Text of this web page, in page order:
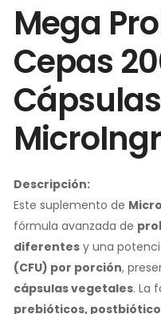
Mega
Cepas
Descripción:
Este suplemento de
fórmula avanzada de
diferentes y una
(CFU) por porción,
cápsulas vegetales. La
prebióticos,